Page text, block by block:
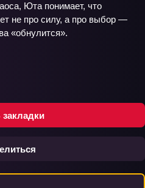
закладки
Юта понимает, что
не про силу, а про выбор —
«обнулится».